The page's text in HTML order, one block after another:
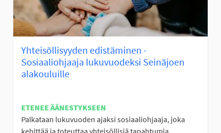
Yhteisöllisyyden edistäminen -
Sosiaaliohjaaja lukuvuodeksi Seinäjoen
alakouluille
ETENEE ÄÄNESTYKSEEN
Palkataan lukuvuoden ajaksi sosiaaliohjaaja, joka